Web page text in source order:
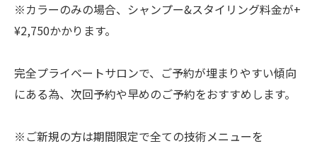
※カラーのみの場合、シャンプー&スタイリング料金が+
¥2,750かかります。
完全プライベートサロンで、ご予約が埋まりやすい傾向
にある為、次回予約や早めのご予約をおすすめします。
※ご新規の方は期間限定で全ての技術メニューを